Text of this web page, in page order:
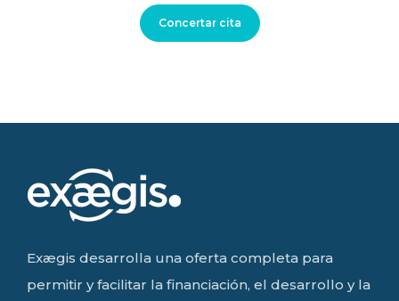
Concertar cita
Exægis desarrolla una oferta completa para
permitir y facilitar la financiación, el desarrollo y la